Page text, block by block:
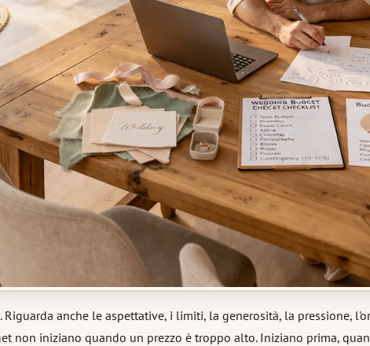
anche le aspettative, i limiti, la generosità, la pressione,
iniziano quando un prezzo è troppo alto. Iniziano prima,